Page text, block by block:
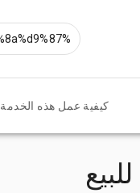
كيفية عمل هذه الخدمة